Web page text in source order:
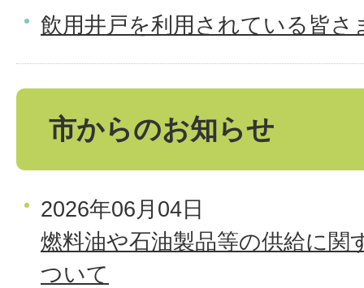
飲用井戸を利用されている皆さ
市からのお知らせ
2026年06月04日
燃料油や石油製品等の供給に関
ついて